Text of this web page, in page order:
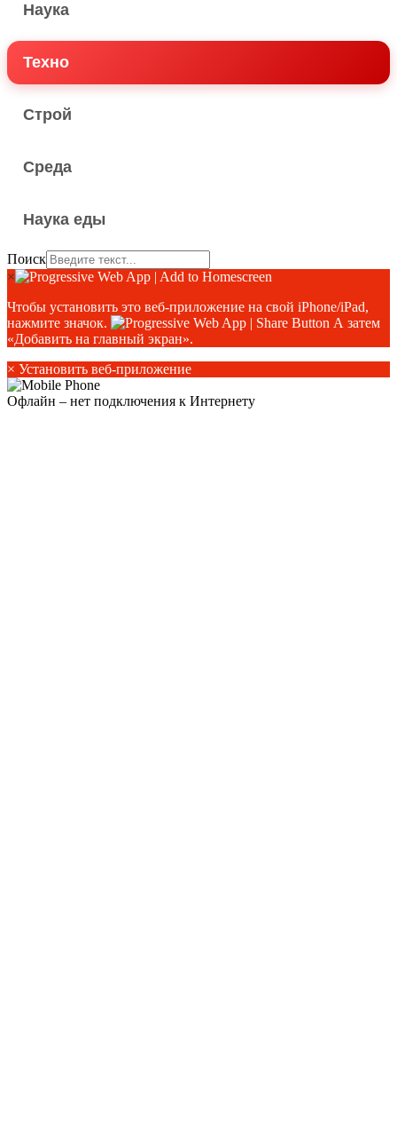
Наука
Техно
Строй
Среда
Наука еды
Поиск
×
Чтобы установить это веб-приложение на свой iPhone/iPad,
нажмите значок.
А затем
«Добавить на главный экран».
× Установить веб-приложение
Офлайн – нет подключения к Интернету